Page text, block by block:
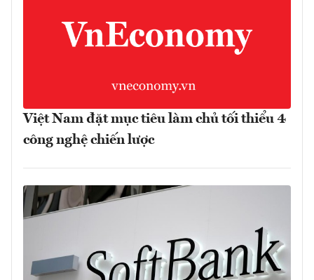
Việt Nam đặt mục tiêu làm chủ tối thiểu 4
công nghệ chiến lược